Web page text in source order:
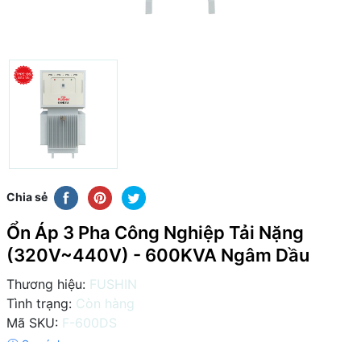
Chia sẻ
Ổn Áp 3 Pha Công Nghiệp Tải Nặng
(320V~440V) - 600KVA Ngâm Dầu
Thương hiệu: FUSHIN
Tình trạng: Còn hàng
Mã SKU: F-600DS